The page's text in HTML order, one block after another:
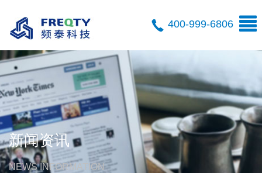
400-999-6806
新闻资讯
NEWS INFORMATION